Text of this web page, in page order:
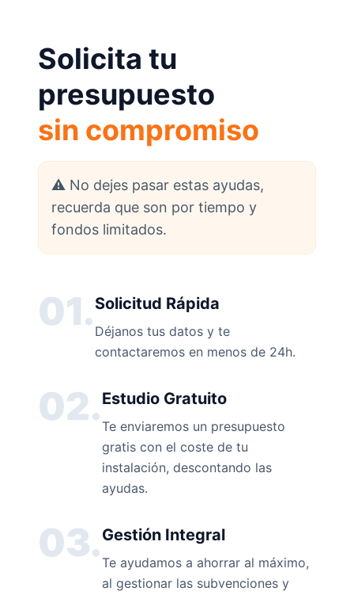
Solicita tu
presupuesto
sin compromiso
⚠️ No dejes pasar estas ayudas,
recuerda que son por tiempo y
fondos limitados.
01.Solicitud Rápida
Déjanos tus datos y te
contactaremos en menos de 24h.
02.Estudio Gratuito
Te enviaremos un presupuesto
gratis con el coste de tu
instalación, descontando las
ayudas.
03.Gestión Integral
Te ayudamos a ahorrar al máximo,
al gestionar las subvenciones y